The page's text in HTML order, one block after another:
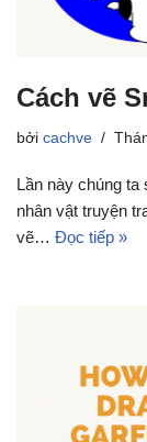
Cách vẽ
bởi cachve
Lần này chúng
nhân vật truyện
vẽ… Đọc tiếp »